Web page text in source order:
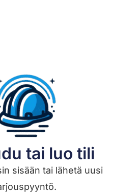
tai luo tili
sisään tai lähetä uusi